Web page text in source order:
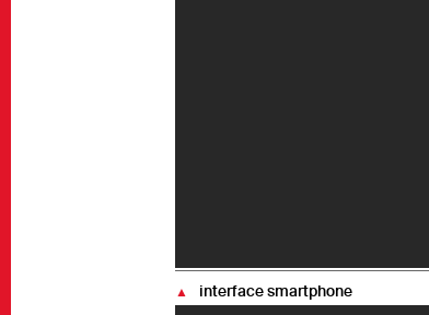
▲ interface smartphone